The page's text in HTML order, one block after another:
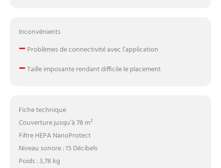
Inconvénients
– Problèmes de connectivité avec l’application
–Taille imposante rendant difficile le placement
Fiche technique
Couverture jusqu’à 78 m²
Filtre HEPA NanoProtect
Niveau sonore : 15 Décibels
Poids : 3,78 kg